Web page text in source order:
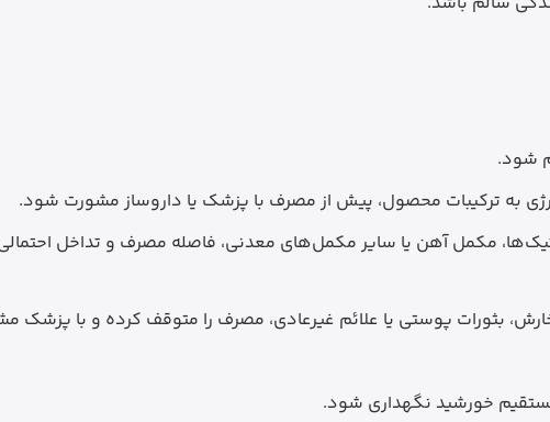
شود.
به ترکیبات محصول، پیش از مصرف با پزشک یا داروساز مشورت شود.
مکمل آهن یا سایر مکمل‌های معدنی، فاصله مصرف و تداخل
بثورات پوستی یا علائم غیرعادی، مصرف را متوقف کرده و با پزشک
خورشید نگهداری شود.